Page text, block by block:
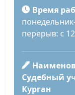
Время
перерыв: с
Судебный
Курган